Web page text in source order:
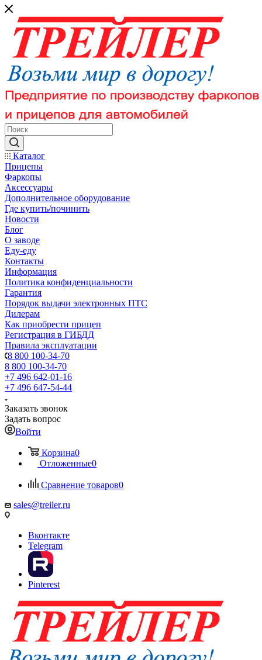
Каталог
Прицепы
Фаркопы
Аксессуары
Дополнительное оборудование
Где купить/починить
Новости
Блог
О заводе
Еду-еду
Контакты
Информация
Политика конфиденциальности
Гарантия
Порядок выдачи электронных ПТС
Дилерам
Как приобрести прицеп
Регистрация в ГИБДД
Правила эксплуатации
8 800 100-34-70
8 800 100-34-70
+7 496 642-01-16
+7 496 647-54-44
Заказать звонок
Задать вопрос
Войти
Корзина0
Отложенные0
Сравнение товаров0
sales@treiler.ru
Вконтакте
Telegram
Pinterest